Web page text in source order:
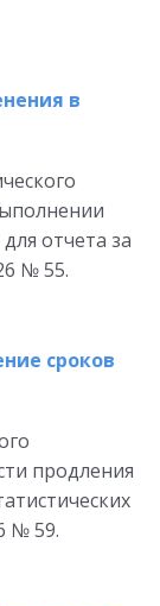
в
отчета за
№ 55.
сроков
продления
№ 59.